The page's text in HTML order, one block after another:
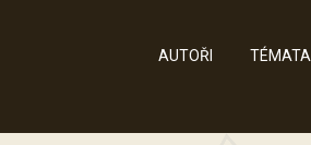
AUTOŘI TÉMATA